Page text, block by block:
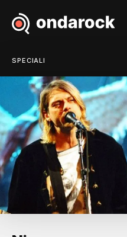
SPECIALI